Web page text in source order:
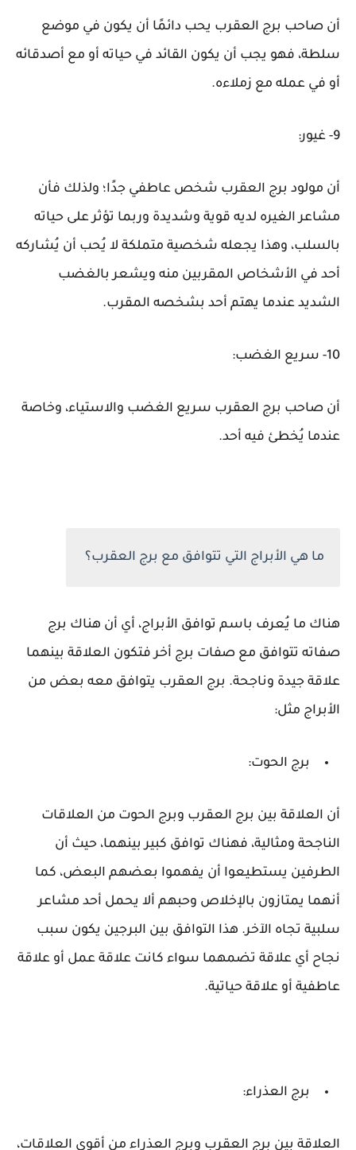
أن صاحب برج العقرب يحب دائمًا أن يكون في موضع
سلطة، فهو يجب أن يكون القائد في حياته أو مع أصدقائه
أو في عمله مع زملاءه.
9- غيور:
أن مولود برج العقرب شخص عاطفي جدًا؛ ولذلك فأن
مشاعر الغيره لديه قوية وشديدة وربما تؤثر على حياته
بالسلب، وهذا يجعله شخصية متملكة لا يُحب أن يُشاركه
أحد في الأشخاص المقربين منه ويشعر بالغضب
الشديد عندما يهتم أحد بشخصه المقرب.
10- سريع الغضب:
أن صاحب برج العقرب سريع الغضب والاستياء، وخاصة
عندما يُخطئ فيه أحد.
ما هي الأبراج التي تتوافق مع برج العقرب؟
هناك ما يُعرف باسم توافق الأبراج، أي أن هناك برج
صفاته تتوافق مع صفات برج أخر فتكون العلاقة بينهما
علاقة جيدة وناجحة. برج العقرب يتوافق معه بعض من
الأبراج مثل:
برج الحوت:
أن العلاقة بين برج العقرب وبرج الحوت من العلاقات
الناجحة ومثالية، فهناك توافق كبير بينهما، حيث أن
الطرفين يستطيعوا أن يفهموا بعضهم البعض، كما
أنهما يمتازون بالإخلاص وحبهم ألا يحمل أحد مشاعر
سلبية تجاه الآخر. هذا التوافق بين البرجين يكون سبب
نجاح أي علاقة تضمهما سواء كانت علاقة عمل أو علاقة
عاطفية أو علاقة حياتية.
برج العذراء:
العلاقة بين برج العقرب وبرج العذراء من أقوى العلاقات،